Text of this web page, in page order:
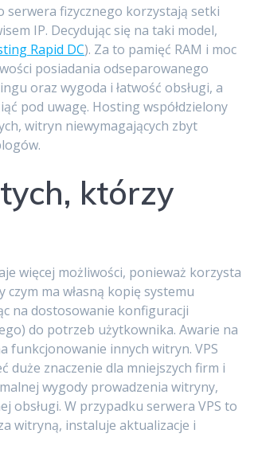
serwera fizycznego korzystają setki
IP. Decydując się na taki model,
Rapid DC). Za to pamięć RAM i moc
posiadania odseparowanego
oraz wygoda i łatwość obsługi, a
pod uwagę. Hosting współdzielony
witryn niewymagających zbyt
którzy
więcej możliwości, ponieważ korzysta
ma własną kopię systemu
na dostosowanie konfiguracji
do potrzeb użytkownika. Awarie na
funkcjonowanie innych witryn. VPS
duże znaczenie dla mniejszych firm i
wygody prowadzenia witryny,
obsługi. W przypadku serwera VPS to
witryną, instaluje aktualizacje i